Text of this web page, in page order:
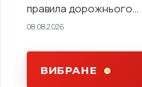
правила дорожнього...
08.08.2026
ВИБРАНЕ